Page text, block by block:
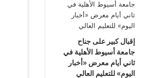
إقبال كبير على جناح
جامعة أسيوط الأهلية في
ثاني أيام معرض «أخبار
اليوم» للتعليم العالي